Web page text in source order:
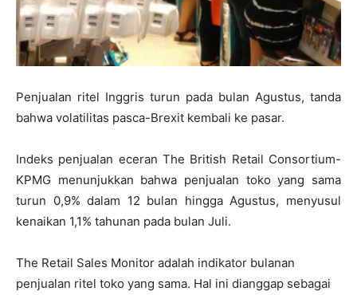
Penjualan ritel Inggris turun pada bulan Agustus, tanda
bahwa volatilitas pasca-Brexit kembali ke pasar.
Indeks penjualan eceran The British Retail Consortium-
KPMG menunjukkan bahwa penjualan toko yang sama
turun 0,9% dalam 12 bulan hingga Agustus, menyusul
kenaikan 1,1% tahunan pada bulan Juli.
The Retail Sales Monitor adalah indikator bulanan
penjualan ritel toko yang sama. Hal ini dianggap sebagai